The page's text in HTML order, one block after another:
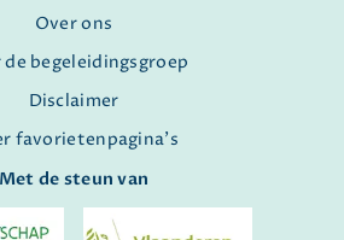
Over ons
de begeleidingsgroep
Disclaimer
favorietenpagina's
Met de steun van